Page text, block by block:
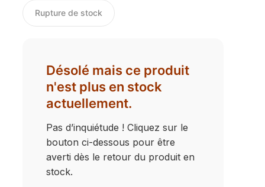
Rupture de stock
Désolé mais ce produit
n'est plus en stock
actuellement.
Pas d’inquiétude ! Cliquez sur le
bouton ci-dessous pour être
averti dès le retour du produit en
stock.